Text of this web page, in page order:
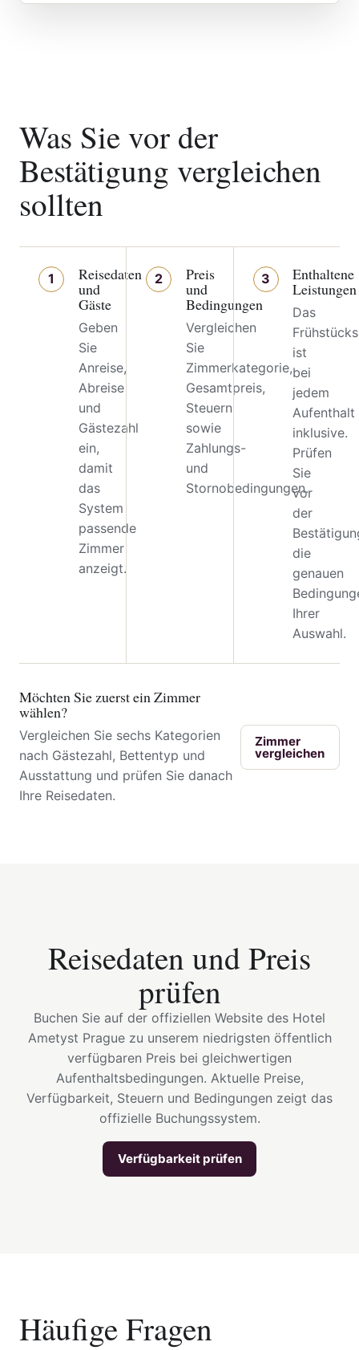
Was Sie vor der
Bestätigung vergleichen
sollten
1 Reisedaten
und
Gäste
Geben
Sie
Anreise,
Abreise
und
Gästezahl
ein,
damit
das
System
passende
Zimmer
anzeigt.
2 Preis
und
Bedingungen
Vergleichen
Sie
Zimmerkategorie,
Gesamtpreis,
Steuern
sowie
Zahlungs-
und
Stornobedingungen.
3 Enthaltene
Leistungen
Das
ist
bei
jedem
Aufenthalt
inklusive.
Prüfen
Sie
vor
der
die
genauen
Ihrer
Auswahl.
Möchten Sie zuerst ein Zimmer
wählen?
Vergleichen Sie sechs Kategorien
nach Gästezahl, Bettentyp und
Ausstattung und prüfen Sie danach
Ihre Reisedaten.
Zimmer
vergleichen
Reisedaten und Preis
prüfen
Buchen Sie auf der offiziellen Website des Hotel
Ametyst Prague zu unserem niedrigsten öffentlich
verfügbaren Preis bei gleichwertigen
Aufenthaltsbedingungen. Aktuelle Preise,
Verfügbarkeit, Steuern und Bedingungen zeigt das
offizielle Buchungssystem.
Verfügbarkeit prüfen
Häufige Fragen